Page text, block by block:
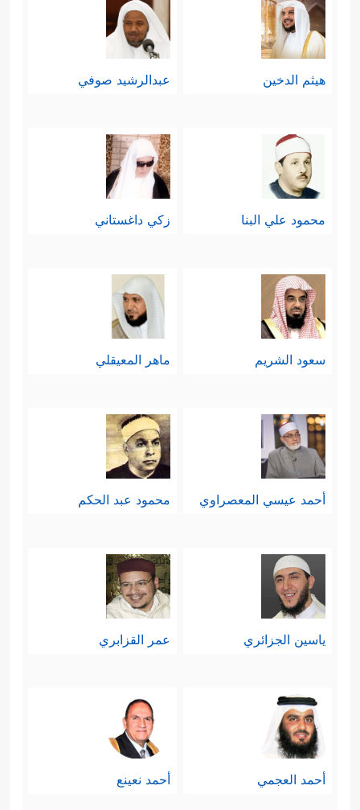
هيثم الدخين عبدالرشيد صوفي
محمود علي البنا زكي داغستاني
سعود الشريم ماهر المعيقلي
أحمد عيسي المعصراوي محمود عبد الحكم
ياسين الجزائري عمر القزابري
أحمد العجمي أحمد نعينع